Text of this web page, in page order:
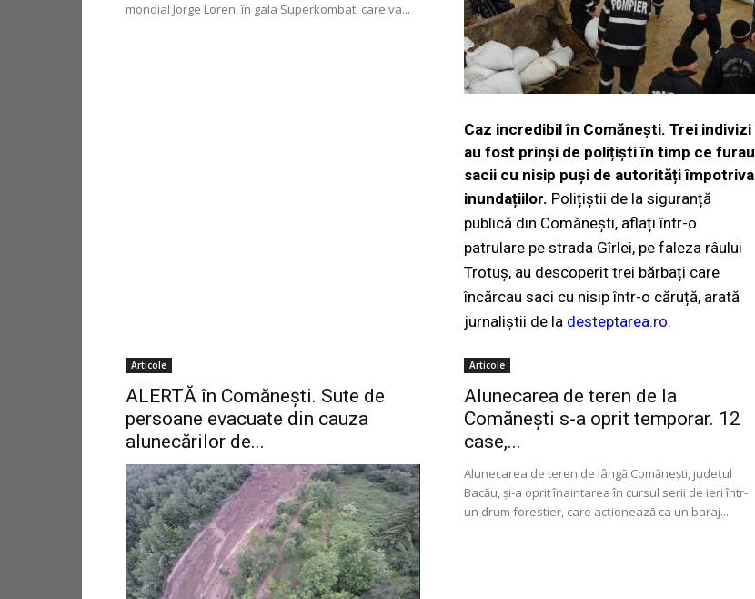
mondial Jorge Loren, în gala Superkombat, care va...
Caz incredibil în Comănești. Trei indivizi
au fost prinși de polițiști în timp ce furau
sacii cu nisip puși de autorități împotriva
inundațiilor. Polițiștii de la siguranță
publică din Comănești, aflați într-o
patrulare pe strada Gîrlei, pe faleza râului
Trotuș, au descoperit trei bărbați care
încărcau saci cu nisip într-o căruță, arată
jurnaliștii de la desteptarea.ro.
Articole
ALERTĂ în Comănești. Sute de
persoane evacuate din cauza
alunecărilor de...
Articole
Alunecarea de teren de la
Comănești s-a oprit temporar. 12
case,...
Alunecarea de teren de lângă Comăneşti, judeţul
Bacău, şi-a oprit înaintarea în cursul serii de ieri într-
un drum forestier, care acţionează ca un baraj...